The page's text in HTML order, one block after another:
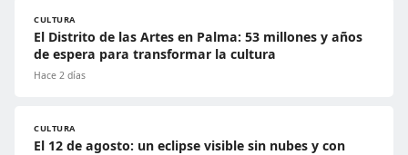
CULTURA
El Distrito de las Artes en Palma: 53 millones y años
de espera para transformar la cultura
Hace 2 días
CULTURA
El 12 de agosto: un eclipse visible sin nubes y con